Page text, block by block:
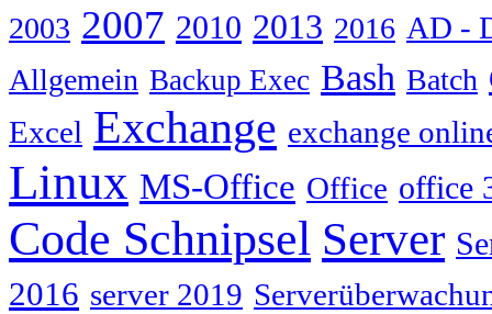
2003 2007 2010 2013 2016 AD -
Allgemein Backup Exec Bash Batch
Excel Exchange exchange
Linux MS-Office Office office
Code Schnipsel Server
2016 server 2019